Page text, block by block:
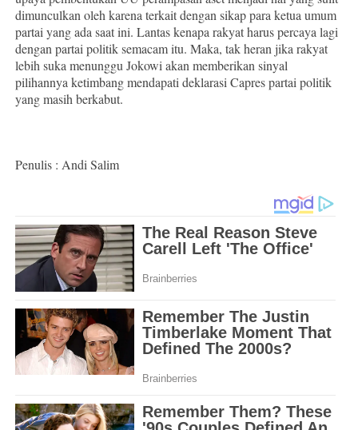
dimunculkan oleh karena terkait dengan sikap para ketua umum
partai yang ada saat ini. Lantas kenapa rakyat harus percaya lagi
dengan partai politik semacam itu. Maka, tak heran jika rakyat
lebih suka menunggu Jokowi akan memberikan sinyal
pilihannya ketimbang mendapati deklarasi Capres partai politik
yang masih berkabut.
Penulis : Andi Salim